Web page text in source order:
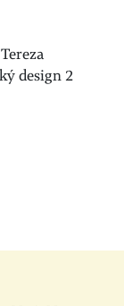
design 2